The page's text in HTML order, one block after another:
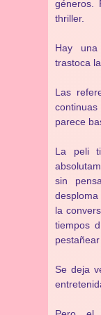
géneros.
thriller.
Hay una
trastoca
Las
parece
La peli
sin
la
tiempos
Se deja